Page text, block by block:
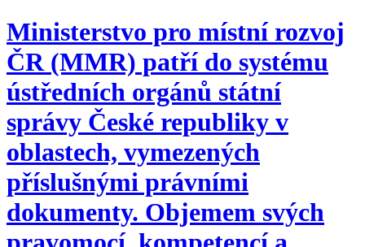
Ministerstvo pro místní rozvoj
ČR (MMR) patří do systému
ústředních orgánů státní
správy České republiky v
oblastech, vymezených
příslušnými právními
dokumenty. Objemem svých